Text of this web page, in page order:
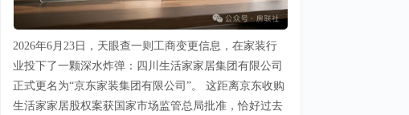
2026年6月23日，天眼查一则工商变更信息，在家装行
业投下了一颗深水炸弹：四川生活家家居集团有限公司
正式更名为“京东家装集团有限公司”。 这距离京东收购
生活家家居股权案获国家市场监管总局批准，恰好过去